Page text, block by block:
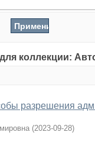
для коллекции:
разрешения
(2023-09-28)